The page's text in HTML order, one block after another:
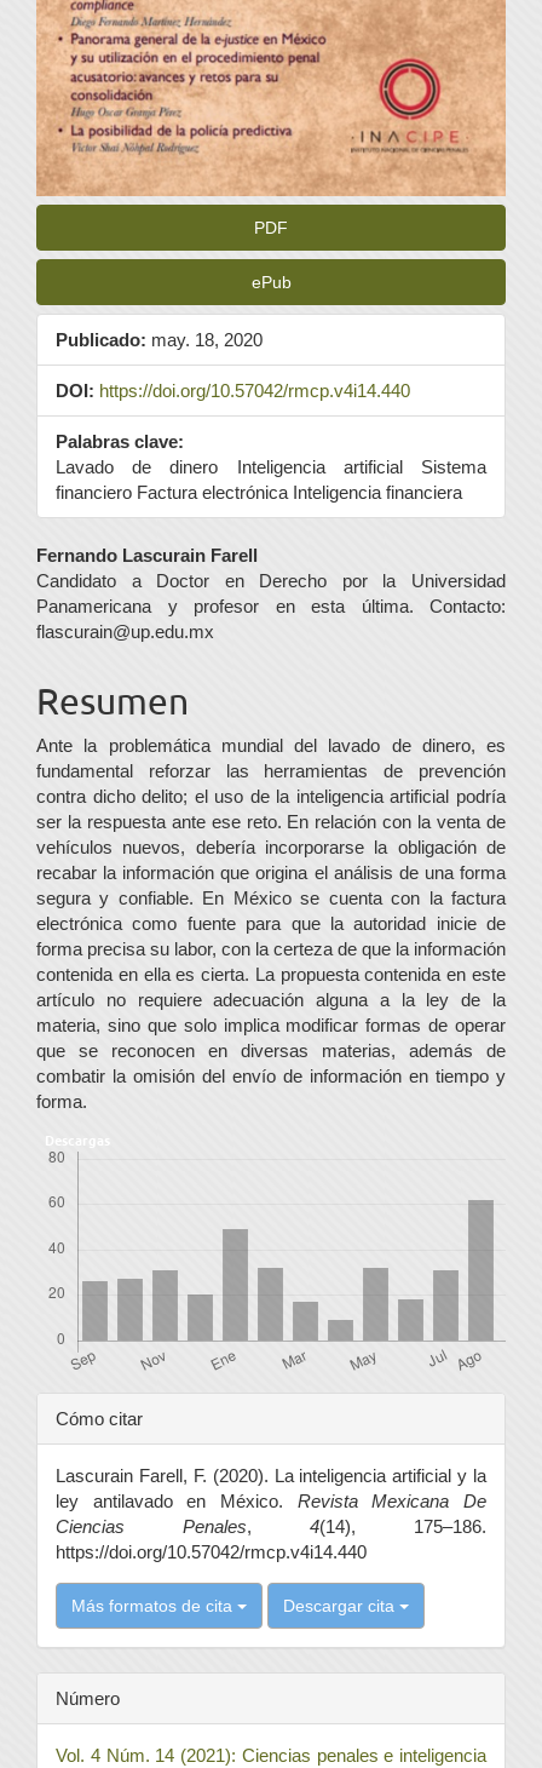
PDF
ePub
Publicado: may. 18, 2020
DOI: https://doi.org/10.57042/rmcp.v4i14.440
Palabras clave:
Lavado de dinero Inteligencia artificial Sistema
financiero Factura electrónica Inteligencia financiera
Contenido
principal
del
artículo
Fernando Lascurain Farell
Candidato a Doctor en Derecho por la Universidad
Panamericana y profesor en esta última. Contacto:
flascurain@up.edu.mx
Resumen
Ante la problemática mundial del lavado de dinero, es
fundamental reforzar las herramientas de prevención
contra dicho delito; el uso de la inteligencia artificial podría
ser la respuesta ante ese reto. En relación con la venta de
vehículos nuevos, debería incorporarse la obligación de
recabar la información que origina el análisis de una forma
segura y confiable. En México se cuenta con la factura
electrónica como fuente para que la autoridad inicie de
forma precisa su labor, con la certeza de que la información
contenida en ella es cierta. La propuesta contenida en este
artículo no requiere adecuación alguna a la ley de la
materia, sino que solo implica modificar formas de operar
que se reconocen en diversas materias, además de
combatir la omisión del envío de información en tiempo y
forma.
Descargas
Detalles
del
artículo
Cómo citar
Lascurain Farell, F. (2020). La inteligencia artificial y la
ley antilavado en México. Revista Mexicana De
Ciencias Penales, 4(14), 175–186.
https://doi.org/10.57042/rmcp.v4i14.440
Más formatos de cita Descargar cita
Número
Vol. 4 Núm. 14 (2021): Ciencias penales e inteligencia